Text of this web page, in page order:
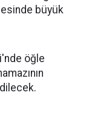
büyük
öğle